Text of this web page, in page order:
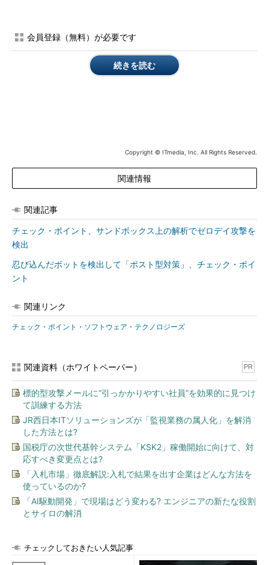
用によって実現されたものだ。ハードウェアの利用効率を高め、
イアウォール＋VPNのスループットは2.5Gbpsだったものが、ソ
フトウェアのアップデートだけで3.58Gbpsに向上するという。
定の時間が経った後に消去することも可能だ。「1つのデバイス
の中で全部を共有するのではなく、ビジネスデータと個人データ
を分ける」（村田氏）。これに、従来から提供してきたVPNやゲ
ずにモバイルデータを保護するという。
会員登録（無料）が必要です
続きを読む
Copyright © ITmedia, Inc. All Rights Reserved.
関連情報
関連記事
チェック・ポイント、サンドボックス上の解析でゼロデイ攻撃を
検出
忍び込んだボットを検出して「ポスト型対策」、チェック・ポイ
ント
関連リンク
チェック・ポイント・ソフトウェア・テクノロジーズ
関連資料（ホワイトペーパー） PR
標的型攻撃メールに“引っかかりやすい社員”を効果的に見つけ
て訓練する方法
JR西日本ITソリューションズが「監視業務の属人化」を解消
した方法とは?
国税庁の次世代基幹システム「KSK2」稼働開始に向けて、対
応すべき変更点とは?
「入札市場」徹底解説:入札で結果を出す企業はどんな方法を
使っているのか?
「AI駆動開発」で現場はどう変わる? エンジニアの新たな役割
とサイロの解消
チェックしておきたい人気記事